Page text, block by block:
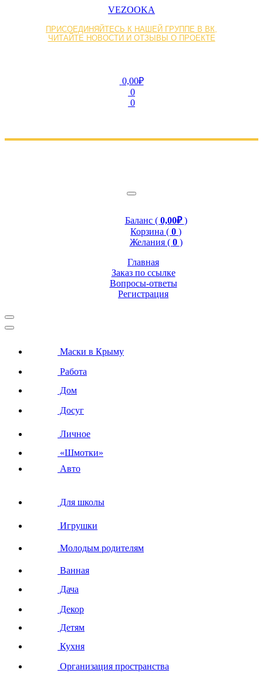
VEZOOKA
ПРИСОЕДИНЯЙТЕСЬ К НАШЕЙ ГРУППЕ В ВК,
ЧИТАЙТЕ НОВОСТИ И ОТЗЫВЫ О ПРОЕКТЕ
0,00₽
0
0
Баланс ( 0,00₽)
Корзина ( 0 )
Желания ( 0 )
Главная
Заказ по ссылке
Вопросы-ответы
Регистрация
Маски в Крыму
Работа
Дом
Досуг
Личное
«Шмотки»
Авто
Для школы
Игрушки
Молодым родителям
Ванная
Дача
Декор
Детям
Кухня
Организация пространства